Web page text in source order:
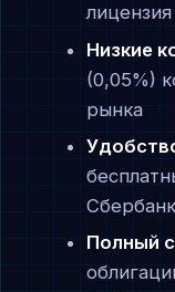
Низкие
(0,05%)
рынка
Полный